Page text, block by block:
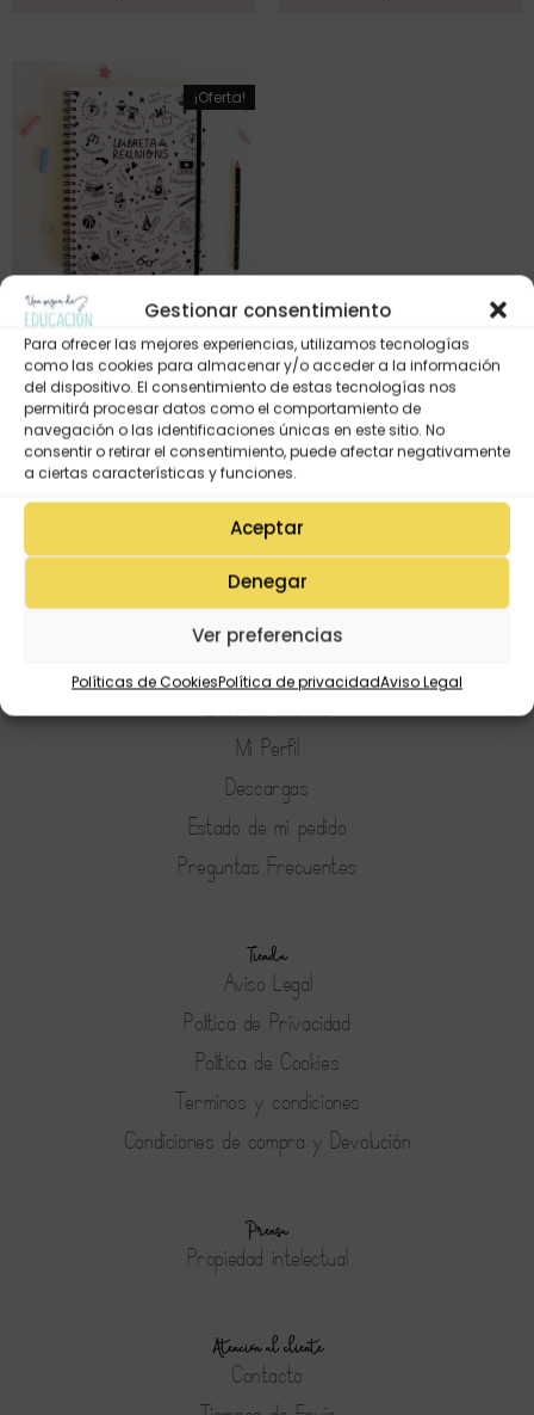
Gestionar consentimiento
Para ofrecer las mejores experiencias, utilizamos tecnologías
como las cookies para almacenar y/o acceder a la información
del dispositivo. El consentimiento de estas tecnologías nos
permitirá procesar datos como el comportamiento de
navegación o las identificaciones únicas en este sitio. No
consentir o retirar el consentimiento, puede afectar negativamente
a ciertas características y funciones.
Aceptar
Denegar
Ver preferencias
Políticas de CookiesPolítica de privacidadAviso Legal
¡Oferta!
Llibreta de Reunions (curs
25-26)
13,95€ 9,75€
Mi Cuenta
Lista de deseos
Mi Perfil
Descargas
Estado de mi pedido
Preguntas Frecuentes
Tienda
Aviso Legal
Política de Privacidad
Política de Cookies
Terminos y condiciones
Condiciones de compra y Devolución
Prensa
Propiedad intelectual
Atención al cliente
Contacto